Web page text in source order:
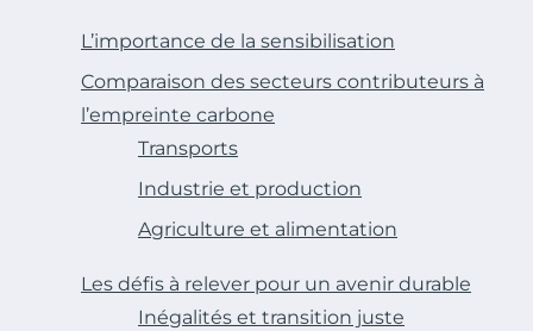
L’importance de la sensibilisation
Comparaison des secteurs contributeurs à
l’empreinte carbone
Transports
Industrie et production
Agriculture et alimentation
Les défis à relever pour un avenir durable
Inégalités et transition juste